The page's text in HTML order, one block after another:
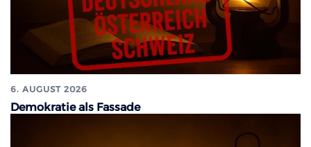
6. AUGUST 2026
Demokratie als Fassade